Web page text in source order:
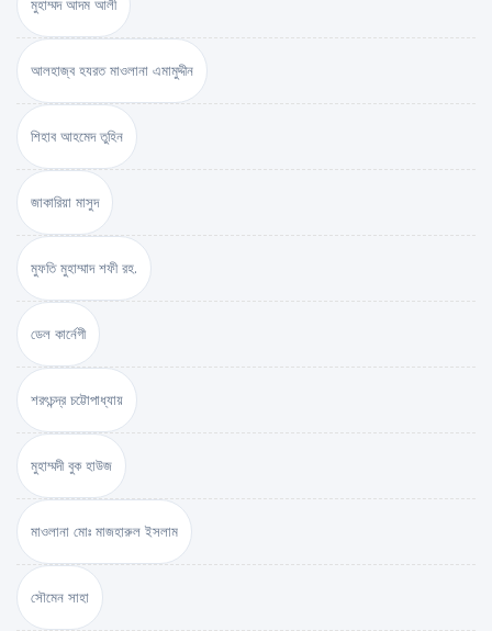
মুহাম্মদ আদম আলী
আলহাজ্ব হযরত মাওলানা এমামুদ্দীন
শিহাব আহমেদ তুহিন
জাকারিয়া মাসুদ
মুফতি মুহাম্মাদ শফী রহ.
ডেল কার্নেগী
শরৎচন্দ্র চট্টোপাধ্যায়
মুহাম্মদী বুক হাউজ
মাওলানা মোঃ মাজহারুল ইসলাম
সৌমেন সাহা